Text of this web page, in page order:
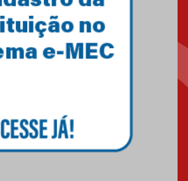
Gravação do projeto “Mais de
31 mil vozes com a Palavra” é
realizado no Colégio
Mackenzie Brasília
25.10.2024
Brasília conquistam medalhas
em importantes competições
de Matemática
04.10.2024